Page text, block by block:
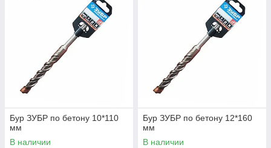
Бур ЗУБР по бетону 10*110
мм
В наличии
Бур ЗУБР по бетону 12*160
мм
В наличии